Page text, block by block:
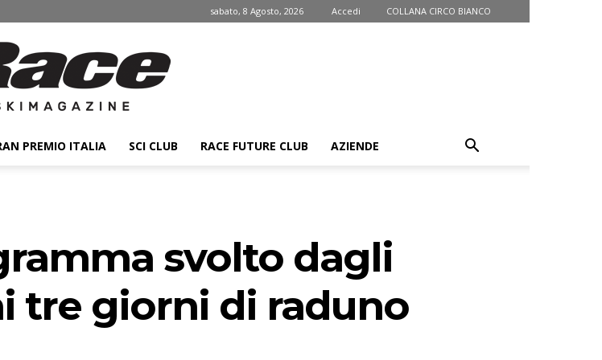
sabato, 8 Agosto, 2026 Accedi COLLANA CIRCO BIANCO
PREMIO ITALIA SCI CLUB RACE FUTURE CLUB AZIENDE
svolto dagli
tre giorni di raduno